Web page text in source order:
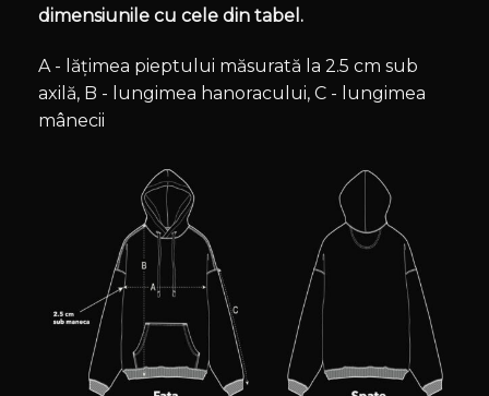
dimensiunile cu cele din tabel.
A - lățimea pieptului măsurată la 2.5 cm sub
axilă, B - lungimea hanoracului, C - lungimea
mânecii